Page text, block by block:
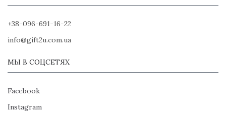
+38-096-691-16-22
info@gift2u.com.ua
МЫ В СОЦСЕТЯХ
Facebook
Instagram